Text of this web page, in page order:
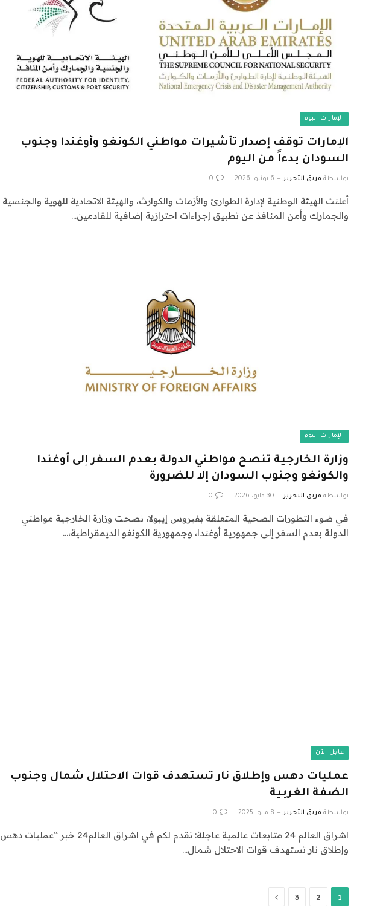
الإمارات اليوم
الإمارات توقف إصدار تأشيرات مواطني الكونغو وأوغندا وجنوب
السودان بدءاً من اليوم
بواسطة فريق التحرير 6 يونيو، 2026 0
أعلنت الهيئة الوطنية لإدارة الطوارئ والأزمات والكوارث، والهيئة الاتحادية للهوية والجنسية
والجمارك وأمن المنافذ عن تطبيق إجراءات احترازية إضافية للقادمين…
الإمارات اليوم
وزارة الخارجية تنصح مواطني الدولة بعدم السفر إلى أوغندا
والكونغو وجنوب السودان إلا للضرورة
بواسطة فريق التحرير 30 مايو، 2026 0
في ضوء التطورات الصحية المتعلقة بفيروس إيبولا، نصحت وزارة الخارجية مواطني
الدولة بعدم السفر إلى جمهورية أوغندا، وجمهورية الكونغو الديمقراطية،…
عاجل الآن
عمليات دهس وإطلاق نار تستهدف قوات الاحتلال شمال وجنوب
الضفة الغربية
بواسطة فريق التحرير 8 مايو، 2025 0
اشراق العالم 24 متابعات عالمية عاجلة: نقدم لكم في اشراق العالم24 خبر “عمليات دهس
وإطلاق نار تستهدف قوات الاحتلال شمال…
1
2
3 التالي